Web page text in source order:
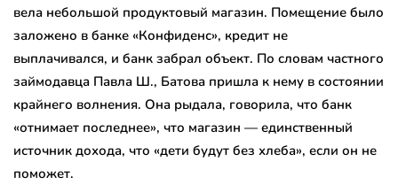
вела небольшой продуктовый магазин. Помещение было
заложено в банке «Конфиденс», кредит не
выплачивался, и банк забрал объект. По словам частного
займодавца Павла Ш., Батова пришла к нему в состоянии
крайнего волнения. Она рыдала, говорила, что банк
«отнимает последнее», что магазин — единственный
источник дохода, что «дети будут без хлеба», если он не
поможет.